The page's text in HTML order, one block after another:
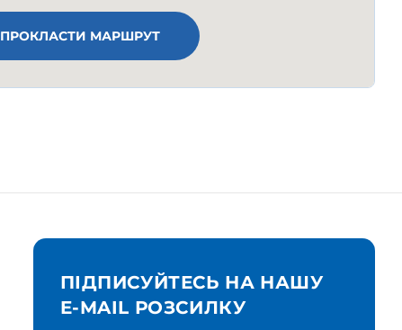
ПРОКЛАСТИ МАРШРУТ
ПІДПИСУЙТЕСЬ НА НАШУ
E-MAIL РОЗСИЛКУ